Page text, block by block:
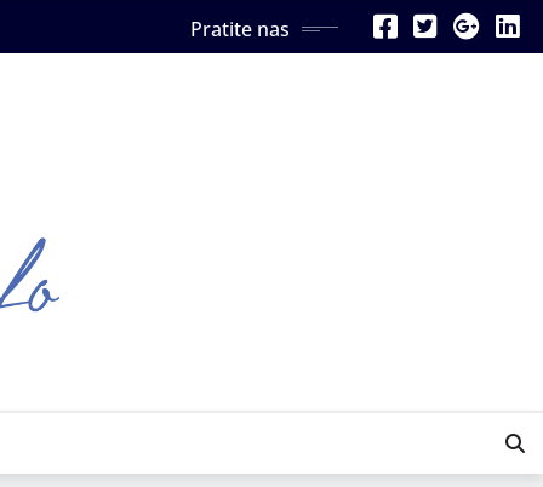
Pratite nas